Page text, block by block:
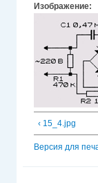
Изображение:
‹ 15_4.jpg
Версия для